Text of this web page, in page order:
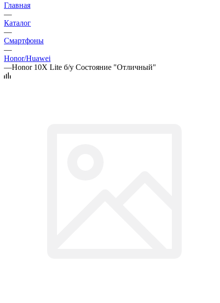
Главная
—
Каталог
—
Смартфоны
—
Honor/Huawei
—Honor 10X Lite б/у Состояние "Отличный"